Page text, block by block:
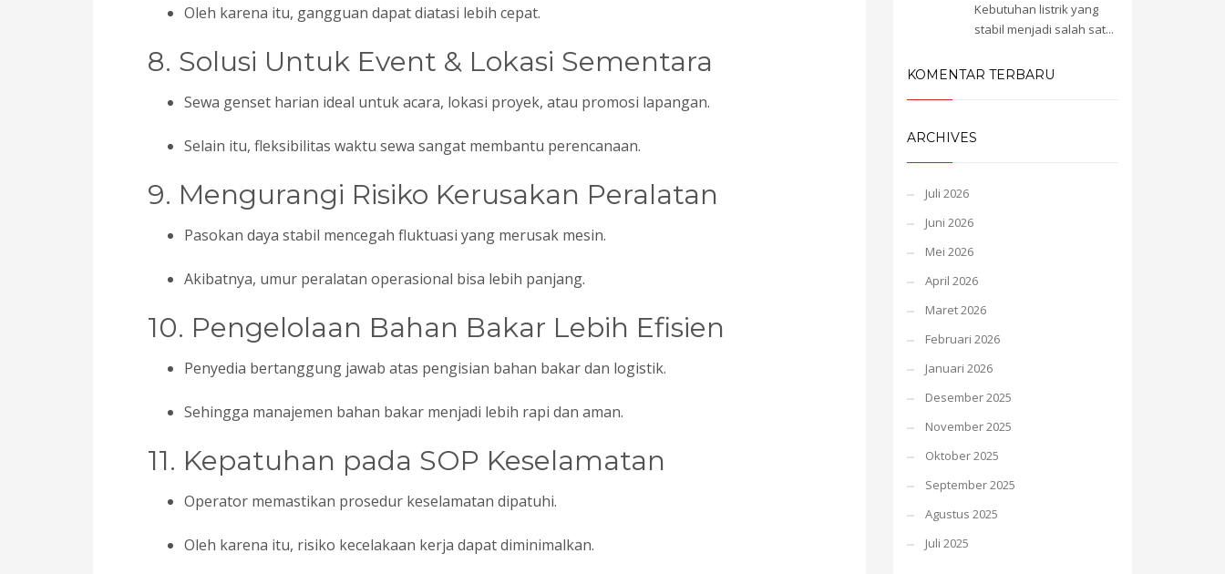
Oleh karena itu, gangguan dapat diatasi lebih cepat.
8. Solusi Untuk Event & Lokasi Sementara
Sewa genset harian ideal untuk acara, lokasi proyek, atau promosi lapangan.
Selain itu, fleksibilitas waktu sewa sangat membantu perencanaan.
9. Mengurangi Risiko Kerusakan Peralatan
Pasokan daya stabil mencegah fluktuasi yang merusak mesin.
Akibatnya, umur peralatan operasional bisa lebih panjang.
10. Pengelolaan Bahan Bakar Lebih Efisien
Penyedia bertanggung jawab atas pengisian bahan bakar dan logistik.
Sehingga manajemen bahan bakar menjadi lebih rapi dan aman.
11. Kepatuhan pada SOP Keselamatan
Operator memastikan prosedur keselamatan dipatuhi.
Oleh karena itu, risiko kecelakaan kerja dapat diminimalkan.
Kebutuhan listrik yang
stabil menjadi salah sat...
KOMENTAR TERBARU
ARCHIVES
Juli 2026
Juni 2026
Mei 2026
April 2026
Maret 2026
Februari 2026
Januari 2026
Desember 2025
November 2025
Oktober 2025
September 2025
Agustus 2025
Juli 2025